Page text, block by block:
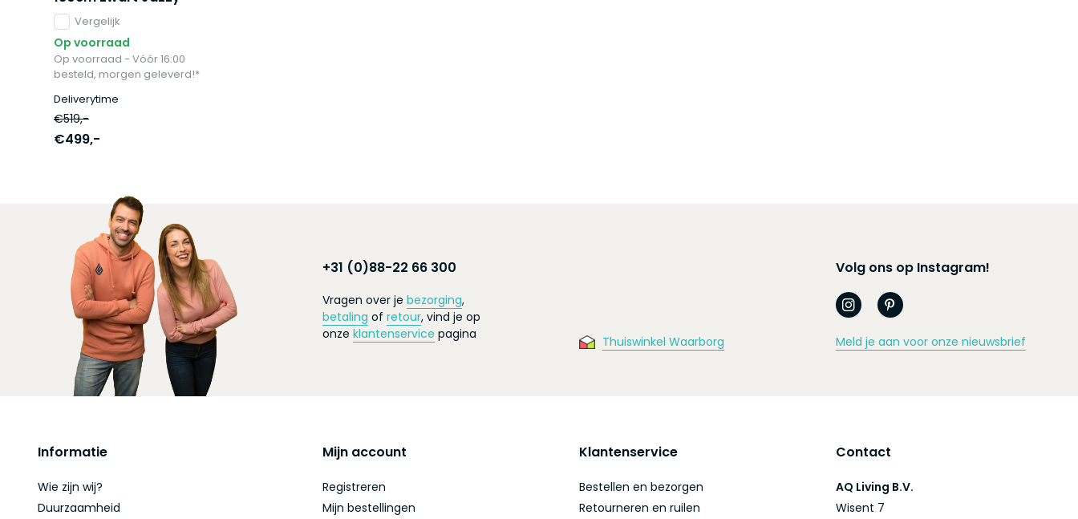
Vergelijk
Op voorraad
Op voorraad - Vóór 16:00
besteld, morgen geleverd!*
Deliverytime
€519,-
€499,-
+31 (0)88-22 66 300
Vragen over je bezorging,
betaling of retour, vind je op
onze klantenservice pagina Thuiswinkel Waarborg
Volg ons op Instagram!
Meld je aan voor onze nieuwsbrief
Informatie
Wie zijn wij?
Duurzaamheid
Mijn account
Registreren
Mijn bestellingen
Klantenservice
Bestellen en bezorgen
Retourneren en ruilen
Contact
AQ Living B.V.
Wisent 7